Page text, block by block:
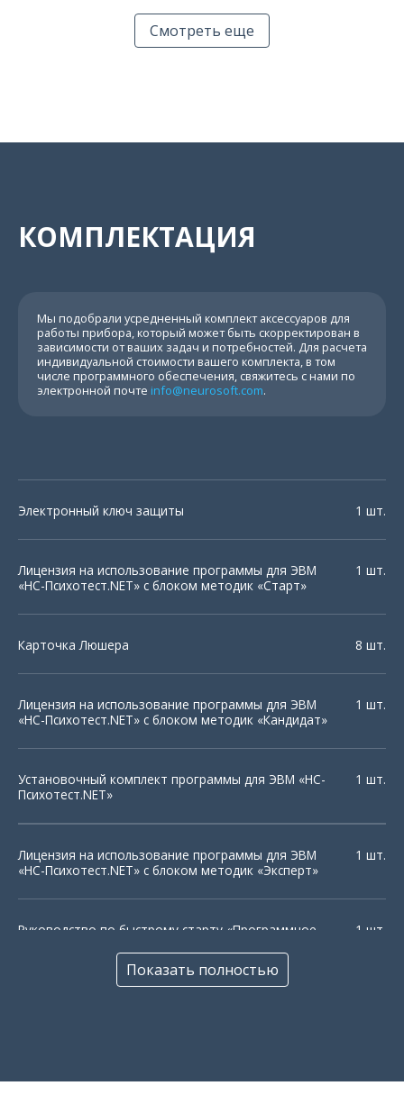
Смотреть еще
КОМПЛЕКТАЦИЯ
Мы подобрали усредненный комплект аксессуаров для
работы прибора, который может быть скорректирован в
зависимости от ваших задач и потребностей. Для расчета
индивидуальной стоимости вашего комплекта, в том
числе программного обеспечения, свяжитесь с нами по
электронной почте info@neurosoft.com.
Электронный ключ защиты 1 шт.
Лицензия на использование программы для ЭВМ
«НС-Психотест.NET» с блоком методик «Старт»
1 шт.
Карточка Люшера 8 шт.
Лицензия на использование программы для ЭВМ
«НС-Психотест.NET» с блоком методик «Кандидат»
1 шт.
Установочный комплект программы для ЭВМ «НС-
Психотест.NET»
1 шт.
Лицензия на использование программы для ЭВМ
«НС-Психотест.NET» с блоком методик «Эксперт»
1 шт.
Руководство по быстрому старту «Программное
1 шт.
Показать полностью